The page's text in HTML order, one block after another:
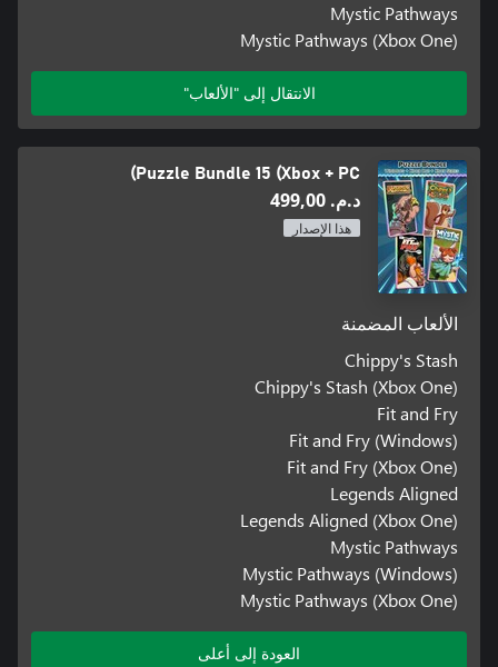
Mystic Pathways
Mystic Pathways (Xbox One)
الانتقال إلى "الألعاب"
Puzzle Bundle 15 (Xbox + PC)
د.م.‏ 499,00
هذا الإصدار
الألعاب المضمنة
Chippy's Stash
Chippy's Stash (Xbox One)
Fit and Fry
Fit and Fry (Windows)
Fit and Fry (Xbox One)
Legends Aligned
Legends Aligned (Xbox One)
Mystic Pathways
Mystic Pathways (Windows)
Mystic Pathways (Xbox One)
العودة إلى أعلى